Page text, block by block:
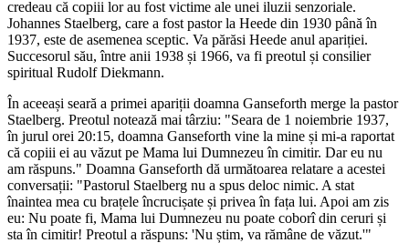
credeau că copiii lor au fost victime ale unei iluzii senzoriale.
Johannes Staelberg, care a fost pastor la Heede din 1930 până în
1937, este de asemenea sceptic. Va părăsi Heede anul apariției.
Succesorul său, între anii 1938 și 1966, va fi preotul și consilier
spiritual Rudolf Diekmann.
În aceeași seară a primei apariții doamna Ganseforth merge la pastor
Staelberg. Preotul notează mai târziu: "Seara de 1 noiembrie 1937,
în jurul orei 20:15, doamna Ganseforth vine la mine și mi-a raportat
că copiii ei au văzut pe Mama lui Dumnezeu în cimitir. Dar eu nu
am răspuns." Doamna Ganseforth dă următoarea relatare a acestei
conversații: "Pastorul Staelberg nu a spus deloc nimic. A stat
înaintea mea cu brațele încrucișate și privea în fața lui. Apoi am zis
eu: Nu poate fi, Mama lui Dumnezeu nu poate coborî din ceruri și
sta în cimitir! Preotul a răspuns: 'Nu știm, va rămâne de văzut.'"